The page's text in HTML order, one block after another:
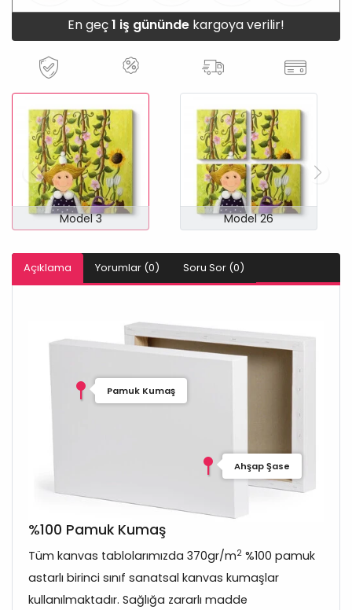
En geç1 iş gününde kargoya verilir!
Model 3 Model 26
Açıklama Yorumlar (0) Soru Sor (0)
Pamuk Kumaş
Ahşap Şase
%100 Pamuk Kumaş
Tüm kanvas tablolarımızda 370gr/m2 %100 pamuk
astarlı birinci sınıf sanatsal kanvas kumaşlar
kullanılmaktadır. Sağlığa zararlı madde